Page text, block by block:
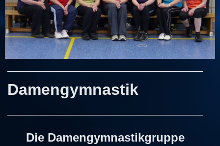
Damengymnastik
Die Damengymnastikgruppe